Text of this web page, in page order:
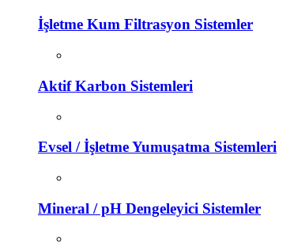
İşletme Kum Filtrasyon Sistemler
Aktif Karbon Sistemleri
Evsel / İşletme Yumuşatma Sistemleri
Mineral / pH Dengeleyici Sistemler